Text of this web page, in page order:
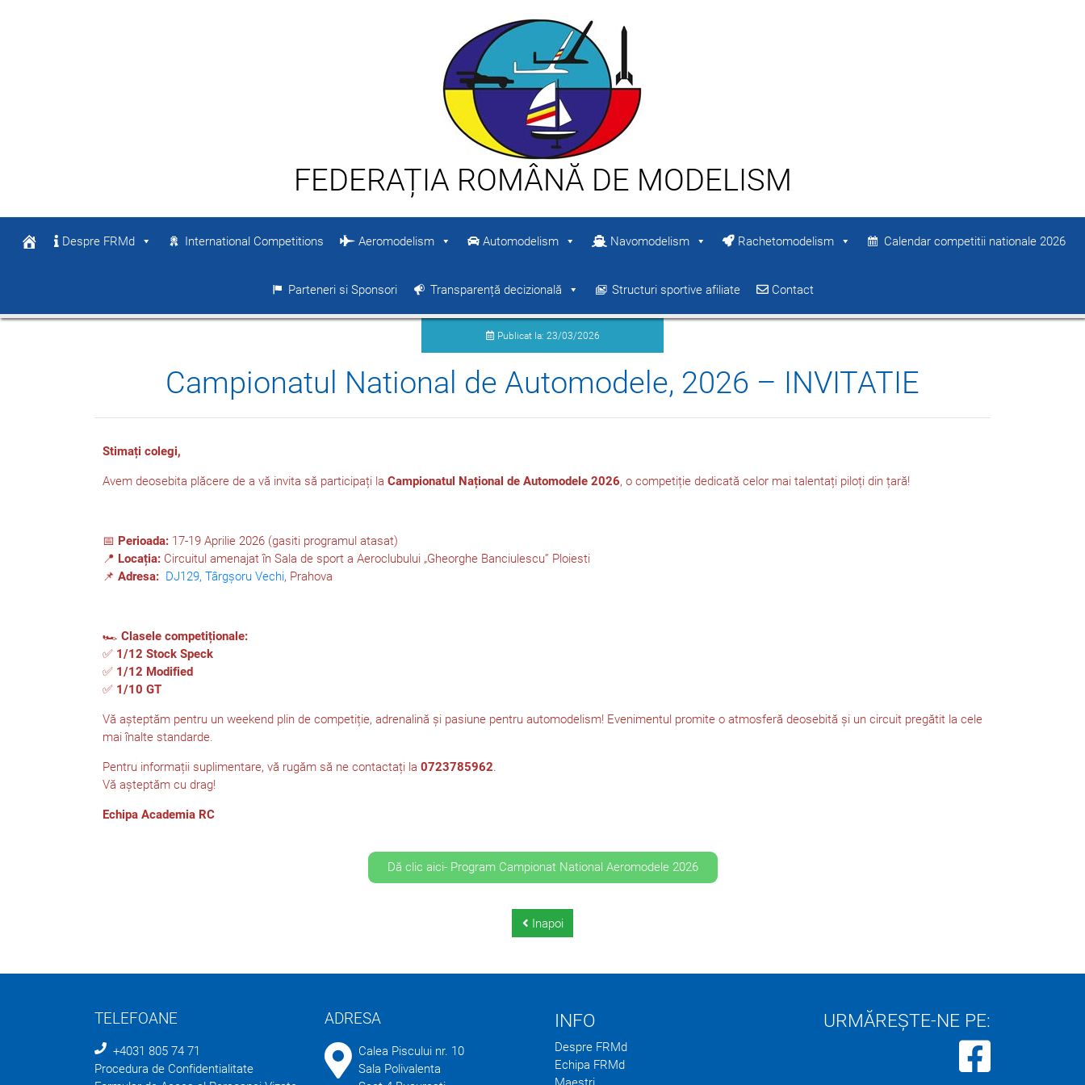
FEDERAȚIA ROMÂNĂ DE MODELISM
Despre FRMd International Competitions Aeromodelism Automodelism Navomodelism Rachetomodelism Calendar competitii nationale 2026
Parteneri si Sponsori Transparență decizională Structuri sportive afiliate Contact
Publicat la: 23/03/2026
Campionatul National de Automodele, 2026 – INVITATIE
Stimați colegi,
Avem deosebita plăcere de a vă invita să participați la Campionatul Național de Automodele 2026, o competiție dedicată celor mai talentați piloți din țară!
📅 Perioada: 17-19 Aprilie 2026 (gasiti programul atasat)
📍 Locația: Circuitul amenajat în Sala de sport a Aeroclubului „Gheorghe Banciulescu” Ploiesti
📌 Adresa: DJ129, Târgșoru Vechi, Prahova
🏎 Clasele competiționale:
✅ 1/12 Stock Speck
✅ 1/12 Modified
✅ 1/10 GT
Vă așteptăm pentru un weekend plin de competiție, adrenalină și pasiune pentru automodelism! Evenimentul promite o atmosferă deosebită și un circuit pregătit la cele
mai înalte standarde.
Pentru informații suplimentare, vă rugăm să ne contactați la 0723785962
Vă așteptăm cu drag!
Echipa Academia RC
Dă clic aici- Program Campionat National Aeromodele 2026
Inapoi
TELEFOANE
+4031 805 74 71
Procedura de Confidentialitate
ADRESA
Calea Piscului nr. 10
Sala Polivalenta
INFO
Despre FRMd
Echipa FRMd
URMĂREȘTE-NE PE: